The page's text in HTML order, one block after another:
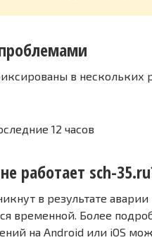
в нескольких
12 часов
работает sch-
в результате
временной. Более
на Android или iOS